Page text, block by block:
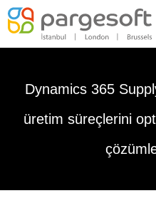
Dynamics 365
üretim süreçlerini